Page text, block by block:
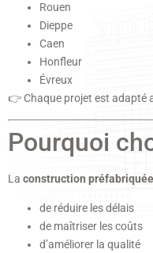
Rouen
Dieppe
Caen
Honfleur
Évreux
👉 Chaque projet est adapté
Pourquoi
La construction
de réduire les délais
de maîtriser les coûts
d’améliorer la qualité